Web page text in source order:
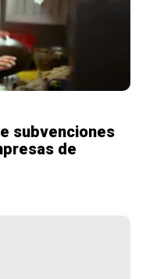
subvenciones
de